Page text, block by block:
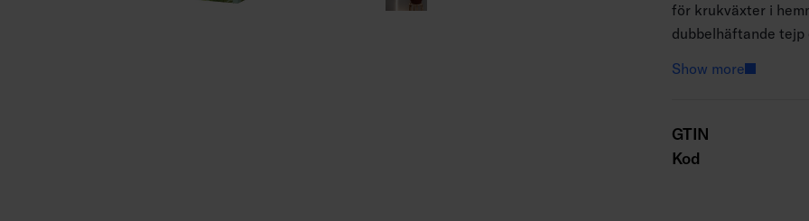
för krukväxter i
dubbelhäftande
kapning måste
garanti omfattar
Show more
GTIN
Kod